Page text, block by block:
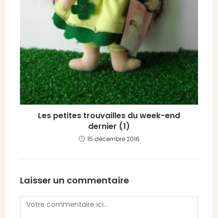
Les petites trouvailles du week-end
dernier (1)
15 décembre 2016
Laisser un commentaire
Comment